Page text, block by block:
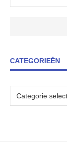
CATEGORIEËN